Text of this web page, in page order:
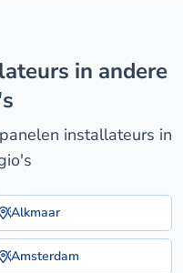
installateurs in
Alkmaar
Amsterdam